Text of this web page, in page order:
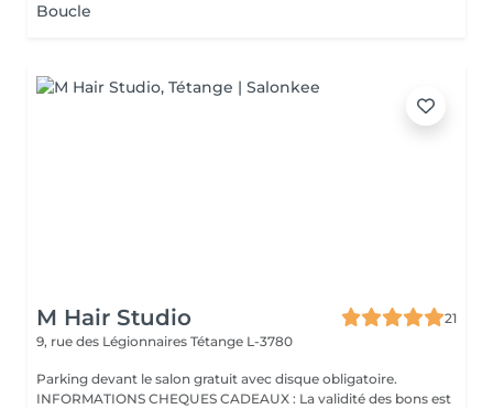
Boucle
M Hair Studio
21
9, rue des Légionnaires Tétange L-3780
Parking devant le salon gratuit avec disque obligatoire.
INFORMATIONS CHEQUES CADEAUX : La validité des bons est